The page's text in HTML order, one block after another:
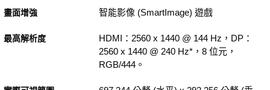
畫面增強 智能影像 (SmartImage) 遊戲
最高解析度
HDMI：2560 x 1440 @ 144 Hz，DP：
2560 x 1440 @ 240 Hz*，8 位元，
RGB/444。